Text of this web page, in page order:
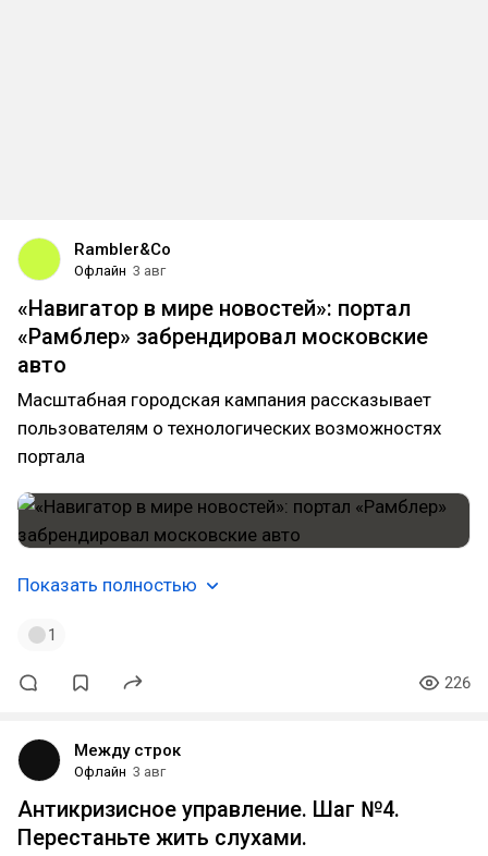
Rambler&Co
Офлайн 3 авг
«Навигатор в мире новостей»: портал
«Рамблер» забрендировал московские
авто
Масштабная городская кампания рассказывает
пользователям о технологических возможностях
портала
Показать полностью
1
226
Между строк
Офлайн 3 авг
Антикризисное управление. Шаг №4.
Перестаньте жить слухами.